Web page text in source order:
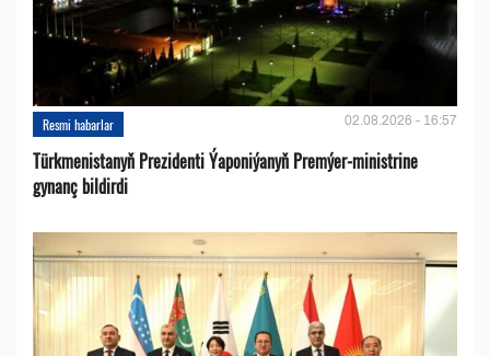
Resmi habarlar 02.08.2026 - 16:57
Türkmenistanyň Prezidenti Ýaponiýanyň Premýer-ministrine
gynanç bildirdi